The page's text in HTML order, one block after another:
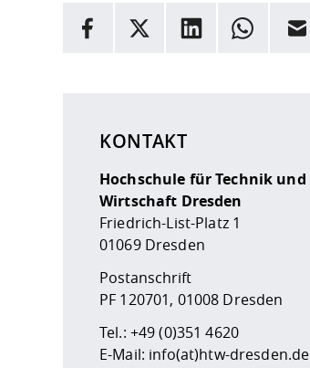
INFORMATION
Facebook
X LinkedInWhatsappE-Mail
KONTAKT
Hochschule für Technik und
Wirtschaft Dresden
Friedrich-List-Platz 1
01069 Dresden
Postanschrift
PF 120701, 01008 Dresden
Tel.: +49 (0)351 4620
E-Mail: info(at)htw-dresden.de